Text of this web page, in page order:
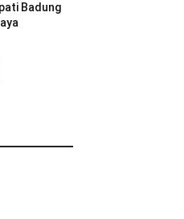
Badung